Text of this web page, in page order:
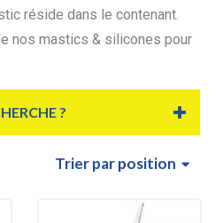
réside dans le contenant.
nos mastics & silicones pour
?
Trierpar position